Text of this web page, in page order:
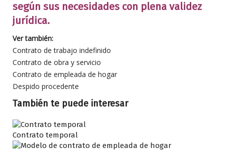
según sus necesidades con plena validez
jurídica.
Ver también:
Contrato de trabajo indefinido
Contrato de obra y servicio
Contrato de empleada de hogar
Despido procedente
También te puede interesar
Contrato temporal